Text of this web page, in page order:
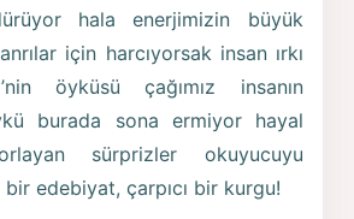
hala enerjimizin büyük
için harcıyorsak insan ırkı
öyküsü çağımız insanın
burada sona ermiyor hayal
sürprizler okuyucuyu
edebiyat, çarpıcı bir kurgu!